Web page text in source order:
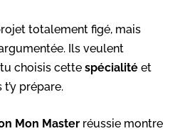
totalement figé, mais
Ils veulent
choisis cette spécialité et
prépare.
Mon Master réussie montre